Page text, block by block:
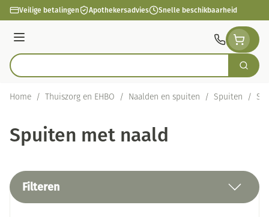
Ga naar de inhoud
Veilige betalingen Apothekersadvies Snelle beschikbaarheid
Menu
Product, merk, categorie... Zoek
Home / Thuiszorg en EHBO / Naalden en spuiten / Spuiten /
Spuiten met naald
Filteren